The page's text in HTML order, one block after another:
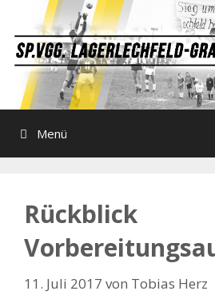
springen
Menü
Rückblick
11. Juli 2017 von Tobias Herz